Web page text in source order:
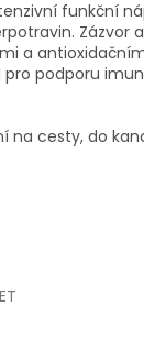
funkční
Zázvor
a
podporu
na cesty, do